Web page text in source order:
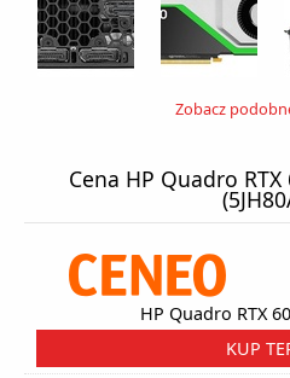
Zobacz
Cena HP Quadro RTX
HP Quadro RTX
KUP